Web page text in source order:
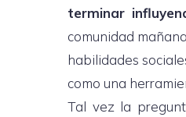
terminar
comunidad
habilidades
como una
Tal vez la